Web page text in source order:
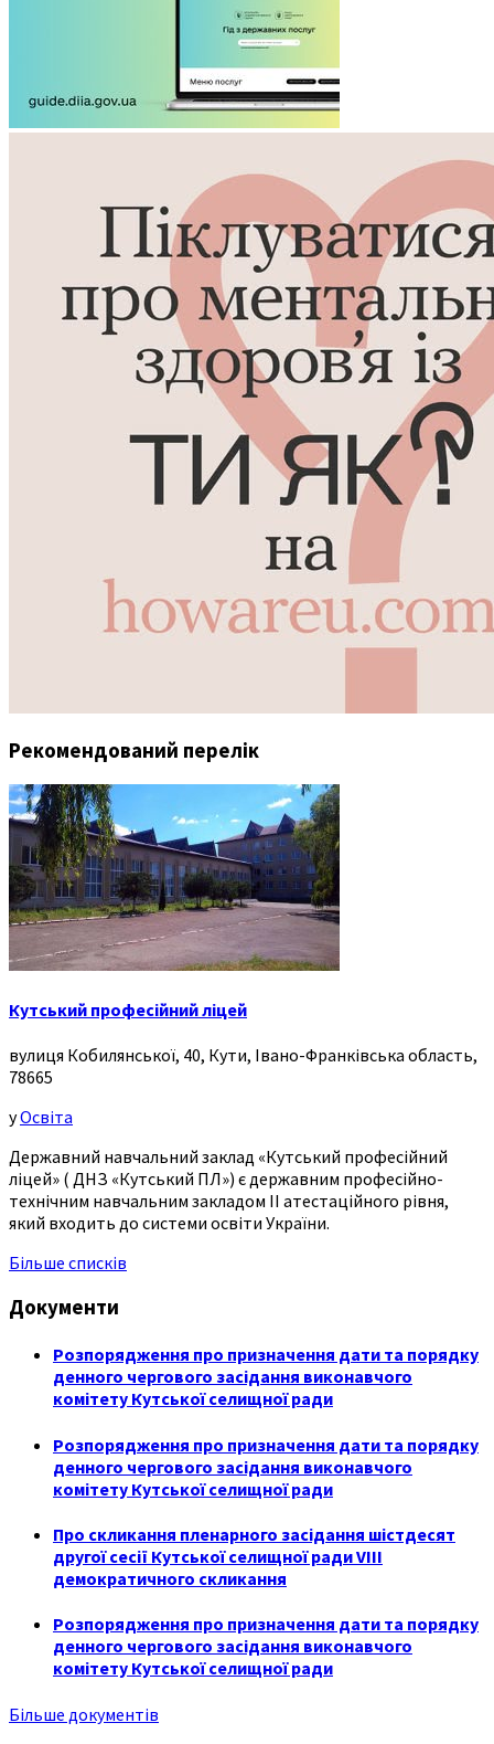
Рекомендований перелік
Кутський професійний ліцей
вулиця Кобилянської, 40, Кути, Івано-Франківська область,
78665
уОсвіта
Державний навчальний заклад «Кутський професійний
ліцей» ( ДНЗ «Кутський ПЛ») є державним професійно-
технічним навчальним закладом ІІ атестаційного рівня,
який входить до системи освіти України.
Більше списків
Документи
Розпорядження про призначення дати та порядку
денного чергового засідання виконавчого
комітету Кутської селищної ради
Розпорядження про призначення дати та порядку
денного чергового засідання виконавчого
комітету Кутської селищної ради
Про скликання пленарного засідання шістдесят
другої сесії Кутської селищної ради VIII
демократичного скликання
Розпорядження про призначення дати та порядку
денного чергового засідання виконавчого
комітету Кутської селищної ради
Більше документів